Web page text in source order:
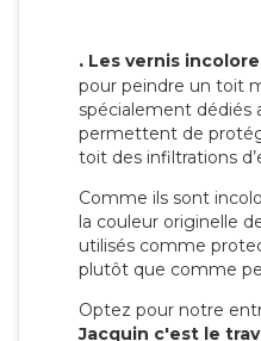
. Les vernis
pour peindre un toit
spécialement dédiés
permettent de
toit des infiltrations
Comme ils sont
la couleur originelle
utilisés comme
plutôt que comme
Optez pour notre
Jacquin c'est le